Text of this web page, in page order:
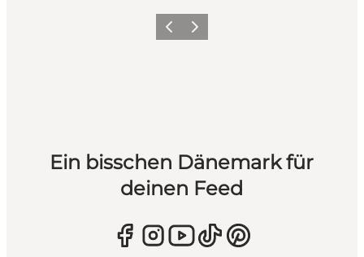
ZurückWeiter
Ein bisschen Dänemark für
deinen Feed